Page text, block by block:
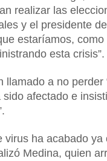
realizar las
y el presidente
estaríamos,
esta crisis”.
llamado a no
afectado e
virus ha acabado
Medina, quien